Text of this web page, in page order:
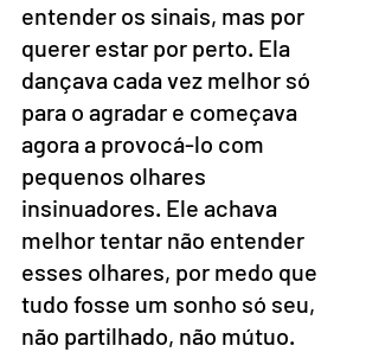
entender os sinais, mas por
querer estar por perto. Ela
dançava cada vez melhor só
para o agradar e começava
agora a provocá-lo com
pequenos olhares
insinuadores. Ele achava
melhor tentar não entender
esses olhares, por medo que
tudo fosse um sonho só seu,
não partilhado, não mútuo.